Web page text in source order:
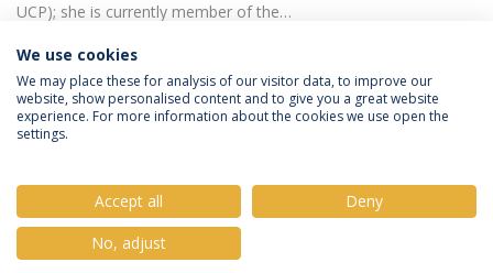
UCP); she is currently member of the…
Privacy Policy
© 2026 Universidade Católica Portuguesa
We use cookies
We may place these for analysis of our visitor data, to improve our
website, show personalised content and to give you a great website
experience. For more information about the cookies we use open the
settings.
Accept all
Deny
No, adjust